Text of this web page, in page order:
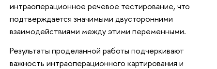
интраоперационное речевое тестирование, что
подтверждается значимыми двусторонними
взаимодействиями между этими переменными.
Результаты проделанной работы подчеркивают
важность интраоперационного картирования и